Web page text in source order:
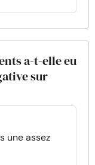
a-t-elle eu
sur
une assez